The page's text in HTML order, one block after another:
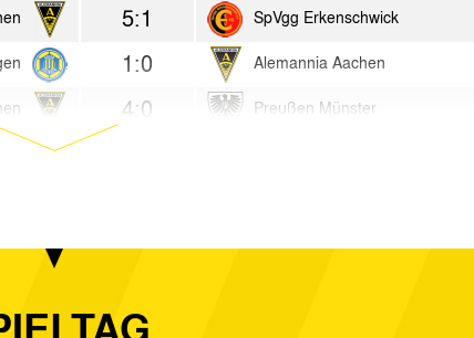
5:1 SpVgg Erkenschwick
1:0 Alemannia Aachen
4:0 Preußen Münster
1:1 Alemannia Aachen